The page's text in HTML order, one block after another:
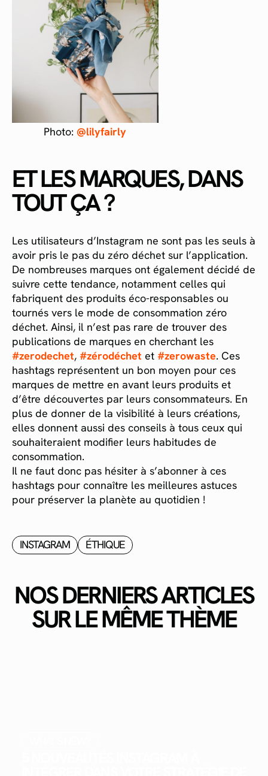
Photo: @lilyfairly
ET LES MARQUES, DANS
TOUT ÇA ?
Les utilisateurs d’Instagram ne sont pas les seuls à
avoir pris le pas du zéro déchet sur l’application.
De nombreuses marques ont également décidé de
suivre cette tendance, notamment celles qui
fabriquent des produits éco-responsables ou
tournés vers le mode de consommation zéro
déchet. Ainsi, il n’est pas rare de trouver des
publications de marques en cherchant les
#zerodechet, #zérodéchet et #zerowaste. Ces
hashtags représentent un bon moyen pour ces
marques de mettre en avant leurs produits et
d’être découvertes par leurs consommateurs. En
plus de donner de la visibilité à leurs créations,
elles donnent aussi des conseils à tous ceux qui
souhaiteraient modifier leurs habitudes de
consommation.
Il ne faut donc pas hésiter à s’abonner à ces
hashtags pour connaître les meilleures astuces
pour préserver la planète au quotidien !
INSTAGRAM ÉTHIQUE
NOS DERNIERS ARTICLES
SUR LE MÊME THÈME